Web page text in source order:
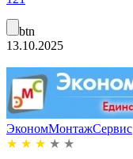
btn
13.10.2025
ЭкономМонтажСервис
★ ★ ★ ★ ★